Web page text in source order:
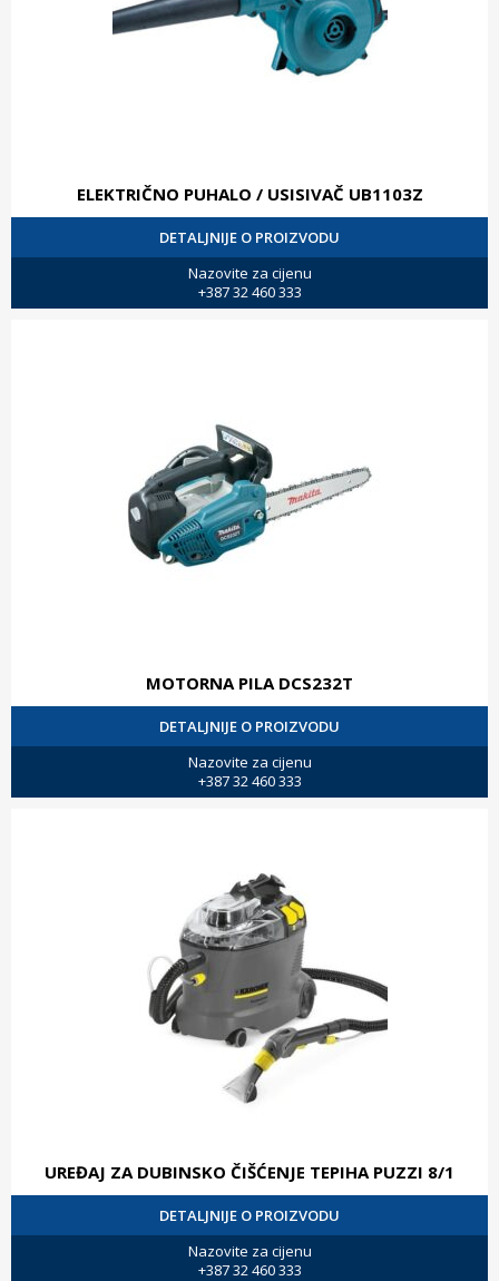
ELEKTRIČNO PUHALO / USISIVAČ UB1103Z
DETALJNIJE O PROIZVODU
Nazovite za cijenu
+387 32 460 333
MOTORNA PILA DCS232T
DETALJNIJE O PROIZVODU
Nazovite za cijenu
+387 32 460 333
UREĐAJ ZA DUBINSKO ČIŠĆENJE TEPIHA PUZZI 8/1
DETALJNIJE O PROIZVODU
Nazovite za cijenu
+387 32 460 333